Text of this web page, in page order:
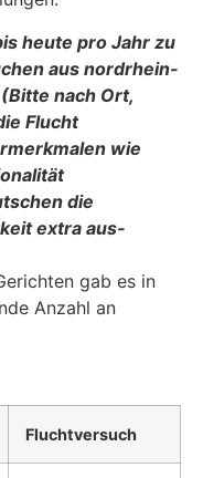
heute pro Jahr zu
aus nordrhein-
nach Ort,
Flucht
wie
die
extra aus­
gab es in
Anzahl an
Fluchtversuch